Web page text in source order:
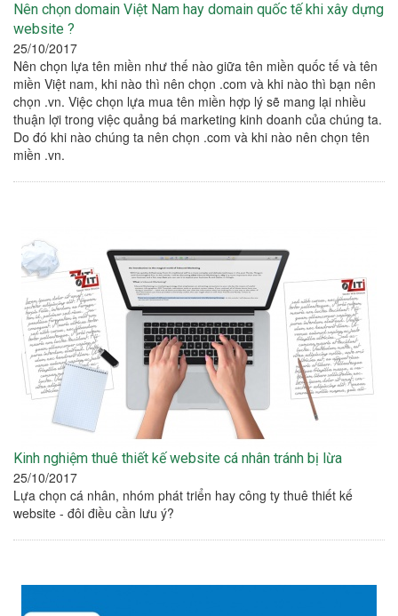
Nên chọn domain Việt Nam hay domain quốc tế khi xây dựng
website ?
25/10/2017
Nên chọn lựa tên miền như thế nào giữa tên miền quốc tế và tên
miền Việt nam, khi nào thì nên chọn .com và khi nào thì bạn nên
chọn .vn. Việc chọn lựa mua tên miền hợp lý sẽ mang lại nhiều
thuận lợi trong việc quảng bá marketing kinh doanh của chúng ta.
Do đó khi nào chúng ta nên chọn .com và khi nào nên chọn tên
miền .vn.
Kinh nghiệm thuê thiết kế website cá nhân tránh bị lừa
25/10/2017
Lựa chọn cá nhân, nhóm phát triển hay công ty thuê thiết kế
website - đôi điều cần lưu ý?